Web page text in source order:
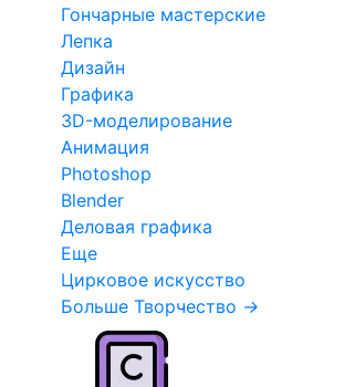
Гончарные мастерские
Лепка
Дизайн
Графика
3D-моделирование
Анимация
Photoshop
Blender
Деловая графика
Еще
Цирковое искусство
Больше Творчество →